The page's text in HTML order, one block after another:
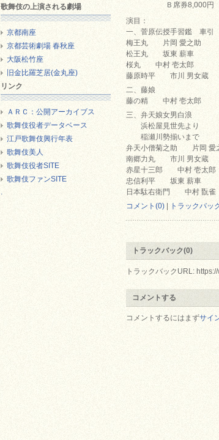
Ｂ席券8,000円
演目：
一、菅原伝授手習鑑 車引
梅王丸 片岡 愛之助
松王丸 坂東 薪車
桜丸 中村 壱太郎
藤原時平 市川 男女蔵
二、藤娘
藤の精 中村 壱太郎
三、弁天娘女男白浪
浜松屋見世先より
稲瀬川勢揃いまで
弁天小僧菊之助 片岡 愛
南郷力丸 市川 男女蔵
赤星十三郎 中村 壱太郎
忠信利平 坂東 薪車
日本駄右衛門 中村 翫雀
コメント(0)
トラックバッ
トラックバック(0)
トラックバックURL:
コメントする
コメントするにはまずサイ
歌舞伎の上演される劇場
京都南座
京都芸術劇場 春秋座
大阪松竹座
旧金比羅芝居(金丸座)
リンク
ＡＲＣ：公開アーカイブス
歌舞伎役者データベース
江戸歌舞伎興行年表
歌舞伎美人
歌舞伎役者SITE
歌舞伎ファンSITE
.